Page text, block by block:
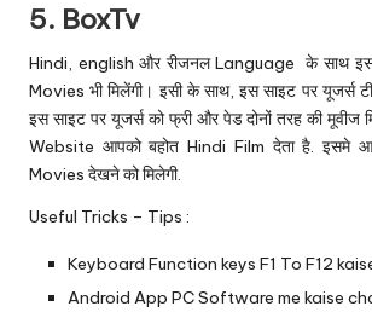
5. BoxTv
Hindi, english और रीजनल Language के साथ इस
Movies भी मिलेंगी। इसी के साथ, इस साइट पर यूजर्स
इस साइट पर यूजर्स को फ्री और पेड दोनों तरह की
Website आपको बहोत Hindi Film देता है. इसमे
Movies देखने को मिलेगी.
Useful Tricks – Tips :
Keyboard Function keys F1 To F12
Android App PC Software me kaise